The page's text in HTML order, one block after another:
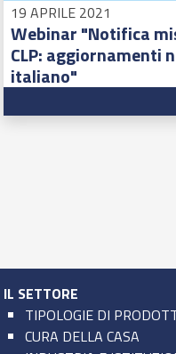
19 APRILE 2021
Webinar "Notifica
CLP: aggiornamenti
italiano"
IL SETTORE
TIPOLOGIE DI
CURA DELLA CASA